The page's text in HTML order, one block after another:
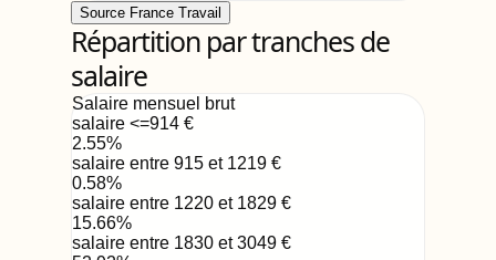
Source France Travail
Répartition par tranches de
salaire
Salaire mensuel brut
salaire <=914 €
2.55%
salaire entre 915 et 1219 €
0.58%
salaire entre 1220 et 1829 €
15.66%
salaire entre 1830 et 3049 €